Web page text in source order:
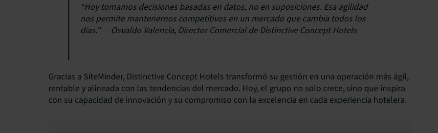
“Hoy tomamos decisiones basadas en datos, no en suposiciones. Esa agilidad
nos permite mantenernos competitivos en un mercado que cambia todos los
días.” — Osvaldo Valencia, Director Comercial de Distinctive Concept Hotels
Gracias a SiteMinder, Distinctive Concept Hotels transformó su gestión en una operación más ágil,
rentable y alineada con las tendencias del mercado. Hoy, el grupo no solo crece, sino que inspira
con su capacidad de innovación y su compromiso con la excelencia en cada experiencia hotelera.